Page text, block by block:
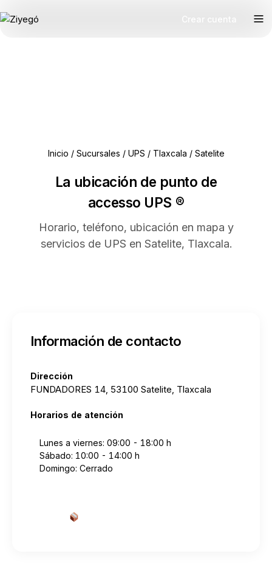
Inicio / Sucursales / UPS / Tlaxcala / Satelite
La ubicación de punto de
accesso UPS ®
Horario, teléfono, ubicación en mapa y
servicios de UPS en Satelite, Tlaxcala.
Información de contacto
Dirección
FUNDADORES 14, 53100 Satelite, Tlaxcala
Horarios de atención
Lunes a viernes: 09:00 - 18:00 h
Sábado: 10:00 - 14:00 h
Domingo: Cerrado